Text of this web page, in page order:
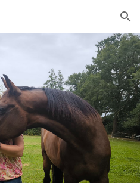
Skip to navigation